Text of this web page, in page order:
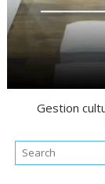
Gestion